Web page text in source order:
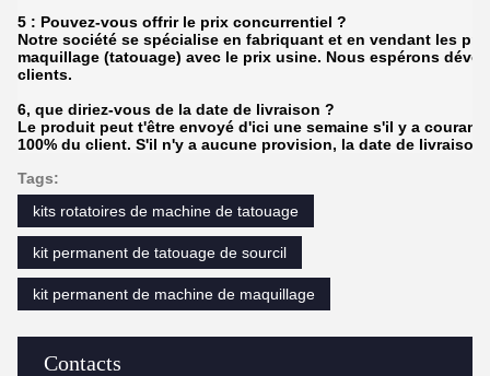
Contacts
5 : Pouvez-vous offrir le prix concurrentiel ?
Notre société se spécialise en fabriquant et en vendant les
maquillage (tatouage) avec le prix usine. Nous espérons
clients.
6, que diriez-vous de la date de livraison ?
Le produit peut t'être envoyé d'ici une semaine s'il y a
100% du client. S'il n'y a aucune provision, la date de livraison
Tags:
kits rotatoires de machine de tatouage
kit permanent de tatouage de sourcil
kit permanent de machine de maquillage